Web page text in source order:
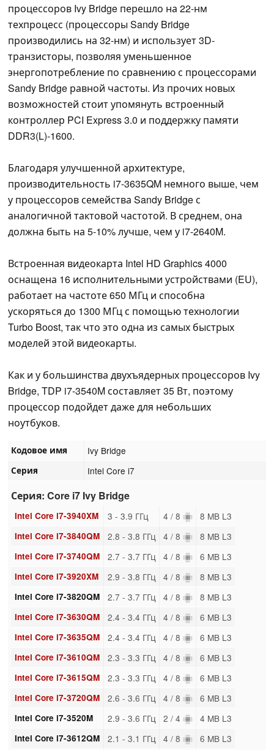
процессоров Ivy Bridge перешло на 22-нм
техпроцесс (процессоры Sandy Bridge
производились на 32-нм) и использует 3D-
транзисторы, позволяя уменьшенное
энергопотребление по сравнению с процессорами
Sandy Bridge равной частоты. Из прочих новых
возможностей стоит упомянуть встроенный
контроллер PCI Express 3.0 и поддержку памяти
DDR3(L)-1600.
Благодаря улучшенной архитектуре,
производительность i7-3635QM немного выше, чем
у процессоров семейства Sandy Bridge с
аналогичной тактовой частотой. В среднем, она
должна быть на 5-10% лучше, чем у i7-2640M.
Встроенная видеокарта Intel HD Graphics 4000
оснащена 16 исполнительными устройствами (EU),
работает на частоте 650 МГц и способна
ускоряться до 1300 МГц с помощью технологии
Turbo Boost, так что это одна из самых быстрых
моделей этой видеокарты.
Как и у большинства двухъядерных процессоров Ivy
Bridge, TDP i7-3540M составляет 35 Вт, поэтому
процессор подойдет даже для небольших
ноутбуков.
Кодовое имя Ivy Bridge
Серия Intel Core i7
Серия: Core i7 Ivy Bridge
Intel Core i7-3940XM 3 - 3.9 ГГц 4 / 8 8 MB L3
Intel Core i7-3840QM 2.8 - 3.8 ГГц 4 / 8 8 MB L3
Intel Core i7-3740QM 2.7 - 3.7 ГГц 4 / 8 6 MB L3
Intel Core i7-3920XM 2.9 - 3.8 ГГц 4 / 8 8 MB L3
Intel Core i7-3820QM 2.7 - 3.7 ГГц 4 / 8 8 MB L3
Intel Core i7-3630QM 2.4 - 3.4 ГГц 4 / 8 6 MB L3
Intel Core i7-3635QM 2.4 - 3.4 ГГц 4 / 8 6 MB L3
Intel Core i7-3610QM 2.3 - 3.3 ГГц 4 / 8 6 MB L3
Intel Core i7-3615QM 2.3 - 3.3 ГГц 4 / 8 6 MB L3
Intel Core i7-3720QM 2.6 - 3.6 ГГц 4 / 8 6 MB L3
Intel Core i7-3520M 2.9 - 3.6 ГГц 2 / 4 4 MB L3
Intel Core i7-3612QM 2.1 - 3.1 ГГц 4 / 8 6 MB L3